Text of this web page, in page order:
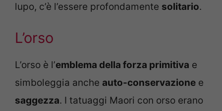
lupo, c’è l’essere profondamente solitario.
L’orso
L’orso è l’emblema della forza primitiva e
simboleggia anche auto-conservazione e
saggezza. I tatuaggi Maori con orso erano